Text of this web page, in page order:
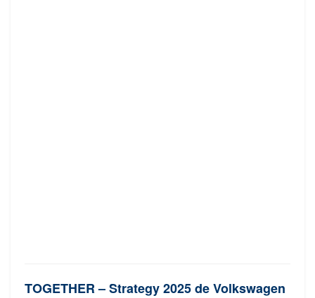
TOGETHER – Strategy 2025 de Volkswagen